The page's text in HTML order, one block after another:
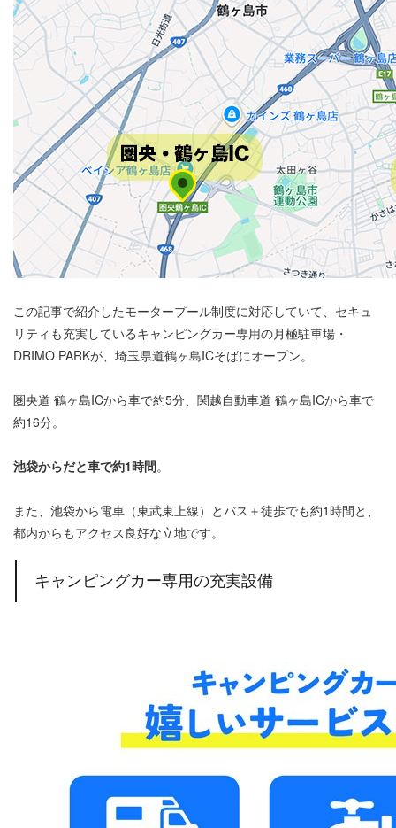
この記事で紹介したモータープール制度に対応していて、セキュ
リティも充実しているキャンピングカー専用の月極駐車場・
DRIMO PARKが、埼玉県道鶴ヶ島ICそばにオープン。
圏央道 鶴ヶ島ICから車で約5分、関越自動車道 鶴ヶ島ICから車で
約16分。
池袋からだと車で約1時間。
また、池袋から電車（東武東上線）とバス＋徒歩でも約1時間と、
都内からもアクセス良好な立地です。
キャンピングカー専用の充実設備